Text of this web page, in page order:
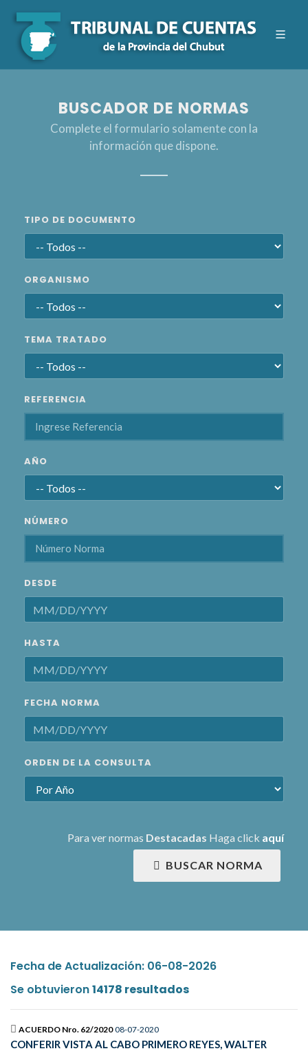
BUSCADOR DE NORMAS
Complete el formulario solamente con la
información que dispone.
TIPO DE DOCUMENTO
ORGANISMO
TEMA TRATADO
REFERENCIA
AÑO
NÚMERO
DESDE
HASTA
FECHA NORMA
ORDEN DE LA CONSULTA
Para ver normas Destacadas Haga click aquí
BUSCAR NORMA
Fecha de Actualización: 06-08-2026
Se obtuvieron14178 resultados
ACUERDO Nro. 62/2020 08-07-2020
CONFERIR VISTA AL CABO PRIMERO REYES, WALTER